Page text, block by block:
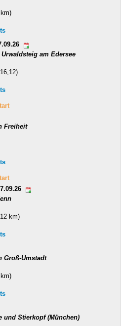
am Edersee
Freiheit
km)
Groß-Umstadt
und Stierkopf (München)